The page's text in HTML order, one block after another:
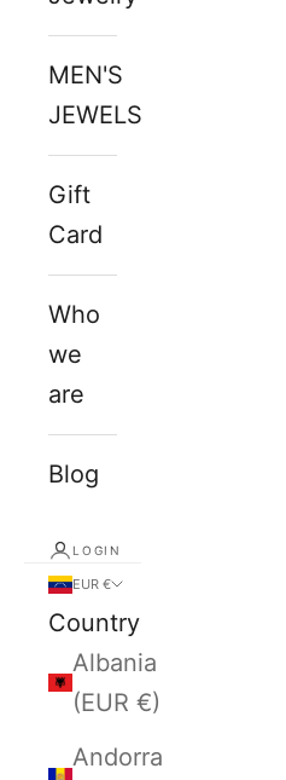
MEN'S
JEWELS
Gift
Card
Who
we
are
Blog
LOGIN
EUR €
Country
Albania
(EUR €)
Andorra